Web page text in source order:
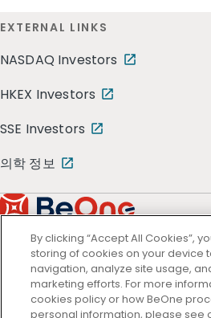
EXTERNAL LINKS
NASDAQ Investors
HKEX Investors
SSE Investors
의학 정보
By clicking “Accept All Cookies”,
storing of cookies on your device
navigation, analyze site usage,
marketing efforts. For more
cookies policy or how BeOne
personal information, please see